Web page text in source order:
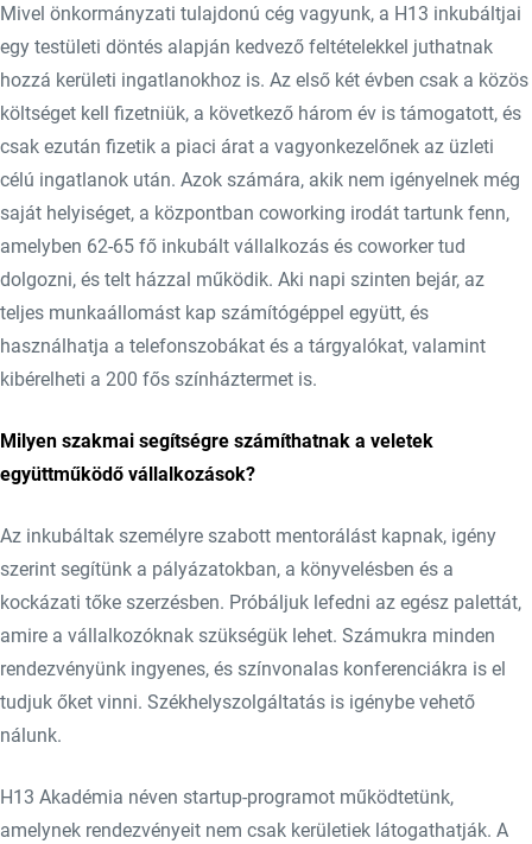
Mivel önkormányzati tulajdonú cég vagyunk, a H13 inkubáltjai
egy testületi döntés alapján kedvező feltételekkel juthatnak
hozzá kerületi ingatlanokhoz is. Az első két évben csak a közös
költséget kell fizetniük, a következő három év is támogatott, és
csak ezután fizetik a piaci árat a vagyonkezelőnek az üzleti
célú ingatlanok után. Azok számára, akik nem igényelnek még
saját helyiséget, a központban coworking irodát tartunk fenn,
amelyben 62-65 fő inkubált vállalkozás és coworker tud
dolgozni, és telt házzal működik. Aki napi szinten bejár, az
teljes munkaállomást kap számítógéppel együtt, és
használhatja a telefonszobákat és a tárgyalókat, valamint
kibérelheti a 200 fős színháztermet is.
Milyen szakmai segítségre számíthatnak a veletek
együttműködő vállalkozások?
Az inkubáltak személyre szabott mentorálást kapnak, igény
szerint segítünk a pályázatokban, a könyvelésben és a
kockázati tőke szerzésben. Próbáljuk lefedni az egész palettát,
amire a vállalkozóknak szükségük lehet. Számukra minden
rendezvényünk ingyenes, és színvonalas konferenciákra is el
tudjuk őket vinni. Székhelyszolgáltatás is igénybe vehető
nálunk.
H13 Akadémia néven startup-programot működtetünk,
amelynek rendezvényeit nem csak kerületiek látogathatják. A